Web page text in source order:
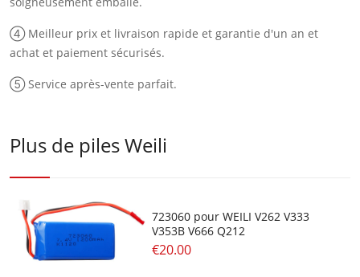
④ Meilleur prix et livraison rapide et garantie d'un an et
achat et paiement sécurisés.
⑤ Service après-vente parfait.
Plus de piles Weili
723060 pour WEILI V262 V333
V353B V666 Q212
€20.00